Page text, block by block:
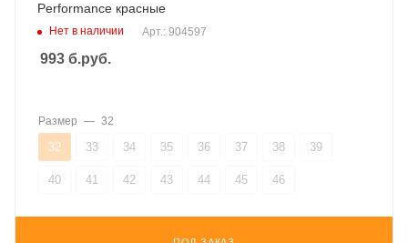
Performance красные
Нет в наличии Арт.: 904597
993 б.руб.
Размер — 32
32 33 34 35 36 37 38 39
40 41 42 43 44 45 46